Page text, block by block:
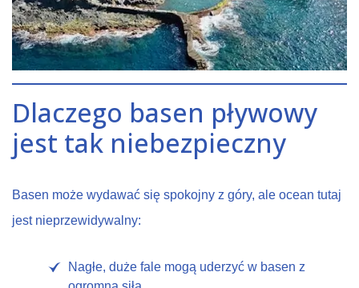
Dlaczego basen pływowy
jest tak niebezpieczny
Basen może wydawać się spokojny z góry, ale ocean tutaj
jest nieprzewidywalny:
Nagłe, duże fale mogą uderzyć w basen z